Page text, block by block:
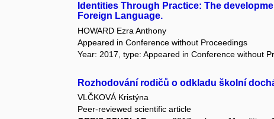
Identities Through Practice: The
Foreign Language.
HOWARD Ezra Anthony
Appeared in Conference without Proceedings
Year: 2017, type: Appeared in Conference without
Rozhodování rodičů o odkladu školní
VLČKOVÁ Kristýna
Peer-reviewed scientific article